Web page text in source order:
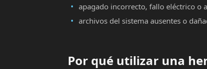
apagado incorrecto, fallo eléctrico o
archivos del sistema ausentes o
Por qué utilizar una